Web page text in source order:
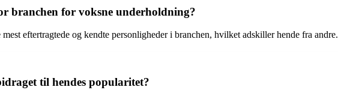
branchen for voksne underholdning?
eftertragtede og kendte personligheder i branchen, hvilket adskiller hende fra andre.
til hendes popularitet?